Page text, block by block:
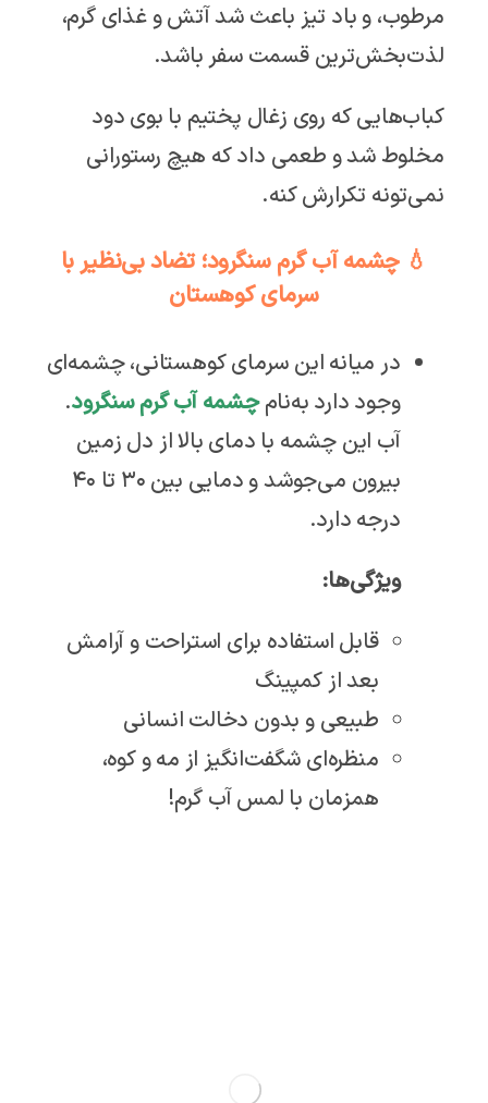
مرطوب، و باد تیز باعث شد آتش و غذای گرم،
لذت‌بخش‌ترین قسمت سفر باشد.
کباب‌هایی که روی زغال پختیم با بوی دود
مخلوط شد و طعمی داد که هیچ رستورانی
نمی‌تونه تکرارش کنه.
💧 چشمه آب گرم سنگرود؛ تضاد بی‌نظیر با
سرمای کوهستان
در میانه این سرمای کوهستانی، چشمه‌ای
وجود دارد به‌نامچشمه آب گرم سنگرود.
آب این چشمه با دمای بالا از دل زمین
بیرون می‌جوشد و دمایی بین ۳۰ تا ۴۰
درجه دارد.
ویژگی‌ها:
قابل استفاده برای استراحت و آرامش
بعد از کمپینگ
طبیعی و بدون دخالت انسانی
منظره‌ای شگفت‌انگیز از مه و کوه،
همزمان با لمس آب گرم!